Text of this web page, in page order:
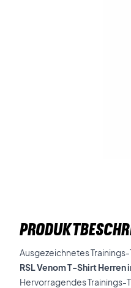
Ausgezeichnetes
RSL Venom T-Shirt
Hervorragendes Trainings-